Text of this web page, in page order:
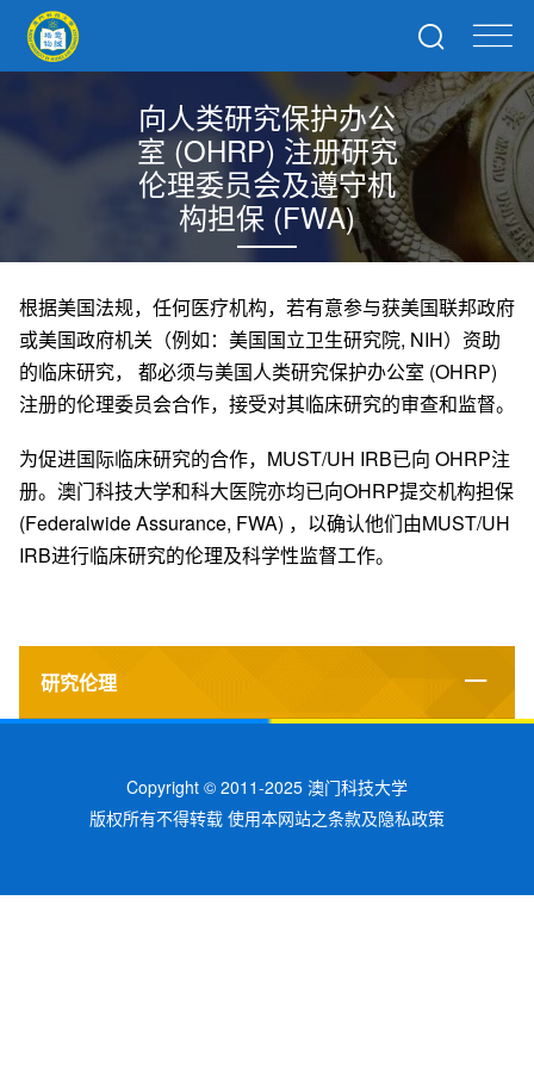
向人类研究保护办公
室 (OHRP) 注册研究
伦理委员会及遵守机
构担保 (FWA)
根据美国法规，任何医疗机构，若有意参与获美国联邦政府
或美国政府机关（例如：美国国立卫生研究院, NIH）资助
的临床研究， 都必须与美国人类研究保护办公室 (OHRP)
注册的伦理委员会合作，接受对其临床研究的审查和监督。
为促进国际临床研究的合作，MUST/UH IRB已向 OHRP注
册。澳门科技大学和科大医院亦均已向OHRP提交机构担保
(Federalwide Assurance, FWA) ，以确认他们由MUST/UH
IRB进行临床研究的伦理及科学性监督工作。
研究伦理
Copyright © 2011-2025 澳门科技大学
版权所有不得转载 使用本网站之条款及隐私政策